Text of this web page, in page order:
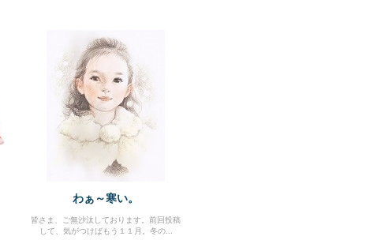
わぁ～寒い。
皆さま、ご無沙汰しております。前回投稿
して、気がつけばもう１１月。冬の...